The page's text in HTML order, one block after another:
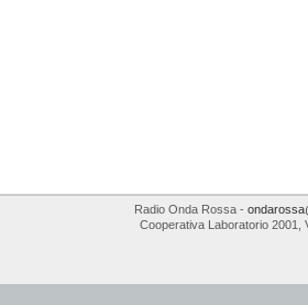
Radio Onda Rossa-
Cooperativa Laboratorio 2001